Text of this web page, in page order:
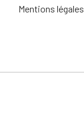
Mentions légales